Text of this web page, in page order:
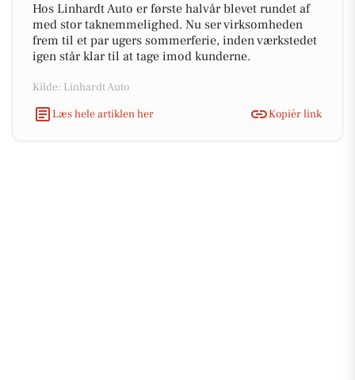
Hos Linhardt Auto er første halvår blevet rundet af
med stor taknemmelighed. Nu ser virksomheden
frem til et par ugers sommerferie, inden værkstedet
igen står klar til at tage imod kunderne.
Kilde: Linhardt Auto
Læs hele artiklen her
Kopiér link